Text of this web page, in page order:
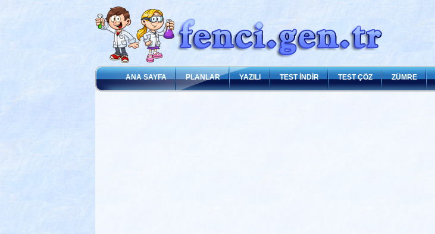
ANA SAYFA PLANLAR YAZILI TEST İNDİR TEST ÇÖZ ZÜMRE